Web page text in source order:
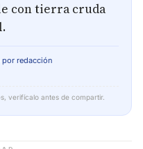
con tierra cruda
por redacción
verifícalo antes de compartir.